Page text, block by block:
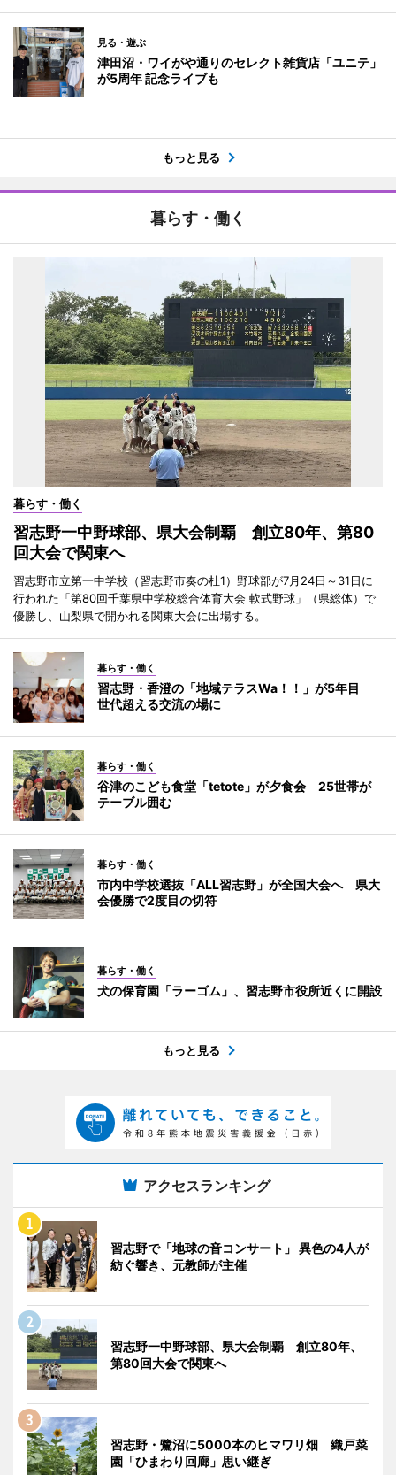
見る・遊ぶ
津田沼・ワイがや通りのセレクト雑貨店「ユニテ」
が5周年 記念ライブも
もっと見る
暮らす・働く
暮らす・働く
習志野一中野球部、県大会制覇 創立80年、第80
回大会で関東へ
習志野市立第一中学校（習志野市奏の杜1）野球部が7月24日～31日に
行われた「第80回千葉県中学校総合体育大会 軟式野球」（県総体）で
優勝し、山梨県で開かれる関東大会に出場する。
暮らす・働く
習志野・香澄の「地域テラスWa！！」が5年目
世代超える交流の場に
暮らす・働く
谷津のこども食堂「tetote」が夕食会 25世帯が
テーブル囲む
暮らす・働く
市内中学校選抜「ALL習志野」が全国大会へ 県大
会優勝で2度目の切符
暮らす・働く
犬の保育園「ラーゴム」、習志野市役所近くに開設
もっと見る
アクセスランキング
習志野で「地球の音コンサート」 異色の4人が
紡ぐ響き、元教師が主催
習志野一中野球部、県大会制覇 創立80年、
第80回大会で関東へ
習志野・鷺沼に5000本のヒマワリ畑 織戸菜
園「ひまわり回廊」思い継ぎ